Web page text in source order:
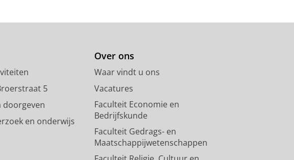
5
doorgeven
en onderwijs
Over ons
Waar vindt u ons
Vacatures
Faculteit Economie en
Bedrijfskunde
Faculteit Gedrags- en
Maatschappijwetenschappen